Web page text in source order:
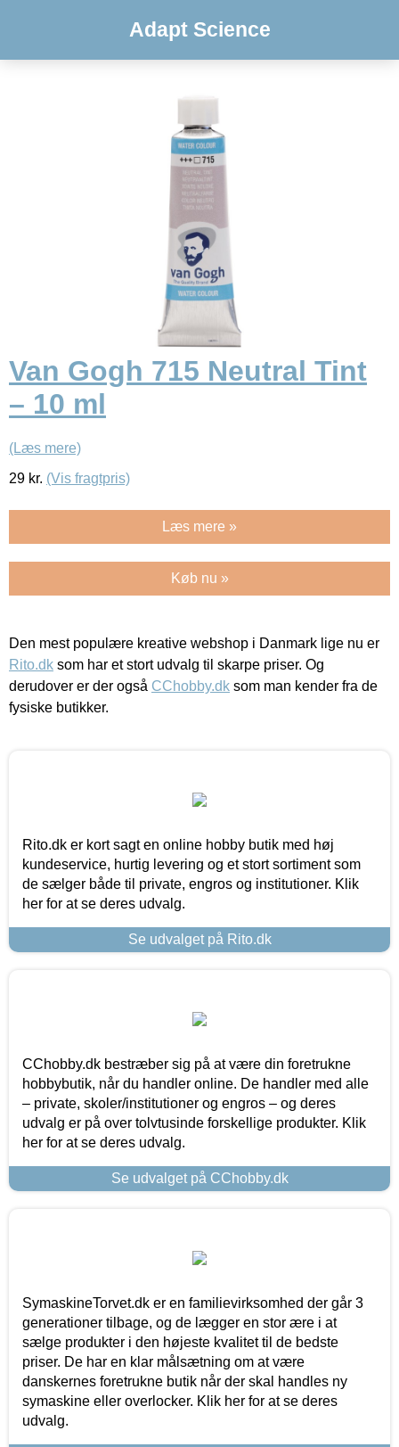
Adapt Science
Van Gogh 715 Neutral Tint
– 10 ml
(Læs mere)
29 kr. (Vis fragtpris)
Læs mere »
Køb nu »
Den mest populære kreative webshop i Danmark lige nu er
Rito.dk som har et stort udvalg til skarpe priser. Og
derudover er der også CChobby.dk som man kender fra de
fysiske butikker.
Rito.dk er kort sagt en online hobby butik med høj
kundeservice, hurtig levering og et stort sortiment som
de sælger både til private, engros og institutioner. Klik
her for at se deres udvalg.
Se udvalget på Rito.dk
CChobby.dk bestræber sig på at være din foretrukne
hobbybutik, når du handler online. De handler med alle
– private, skoler/institutioner og engros – og deres
udvalg er på over tolvtusinde forskellige produkter. Klik
her for at se deres udvalg.
Se udvalget på CChobby.dk
SymaskineTorvet.dk er en familievirksomhed der går 3
generationer tilbage, og de lægger en stor ære i at
sælge produkter i den højeste kvalitet til de bedste
priser. De har en klar målsætning om at være
danskernes foretrukne butik når der skal handles ny
symaskine eller overlocker. Klik her for at se deres
udvalg.